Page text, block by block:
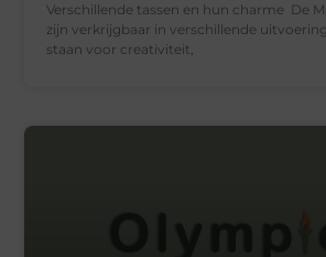
Verschillende tassen en hun charme De
zijn verkrijgbaar in verschillende
staan voor creativiteit,